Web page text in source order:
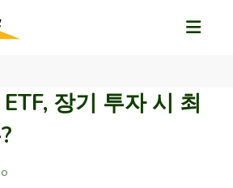
장기 투자 시 최